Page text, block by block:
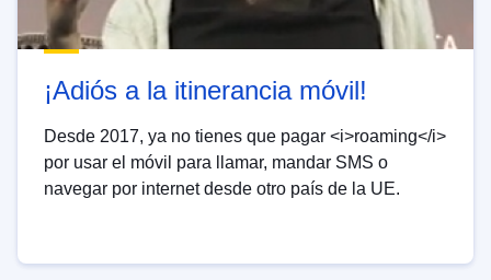
¡Adiós a la itinerancia móvil!
Desde 2017, ya no tienes que pagar <i>roaming</i>
por usar el móvil para llamar, mandar SMS o
navegar por internet desde otro país de la UE.